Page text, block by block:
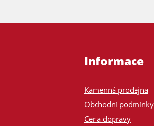
Informace
Kamenná prodejna
Obchodní podmínky
Cena dopravy